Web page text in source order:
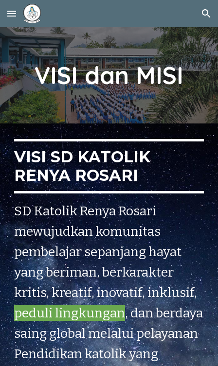
Skip to main content Skip to navigation
VISI dan MISI
VISI SD KATOLIK
RENYA ROSARI
SD Katolik Renya Rosari
mewujudkan komunitas
pembelajar sepanjang hayat
yang beriman, berkarakter
kritis, kreatif, inovatif, inklusif,
peduli lingkungan,dan berdaya
saing global melalui pelayanan
Pendidikan katolik yang